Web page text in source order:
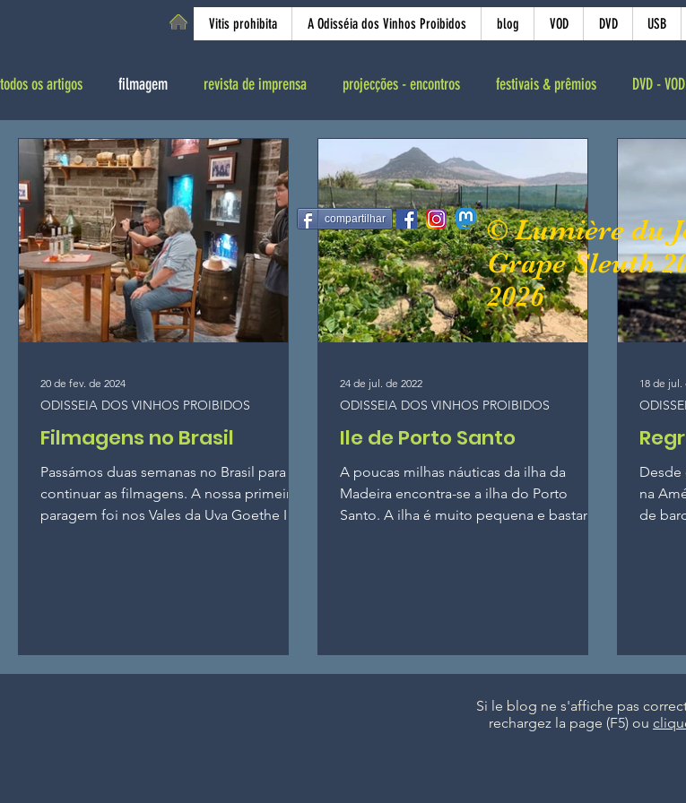
Vitis prohibita A Odisséia dos Vinhos Proibidos blog VOD DVD USB
todos os artigos filmagem revista de imprensa projecções - encontros festivais & prêmios DVD - VOD
Filmagens no Brasil
Passámos duas semanas no Brasil para
continuar as filmagens. A nossa primeira
paragem foi nos Vales da Uva Goethe IGP,
ODISSEIA DOS VINHOS PROIBIDOS
20 de fev. de 2024
Ile de Porto Santo
A poucas milhas náuticas da ilha da
Madeira encontra-se a ilha do Porto
Santo. A ilha é muito pequena e bastante
ODISSEIA DOS VINHOS PROIBIDOS
24 de jul. de 2022
Desde
na
de
18 de jul.
Si le blog ne s'affiche pas
rechargez la page (F5) ou
compartilhar
© Lumière du
Grape Sleuth
2026